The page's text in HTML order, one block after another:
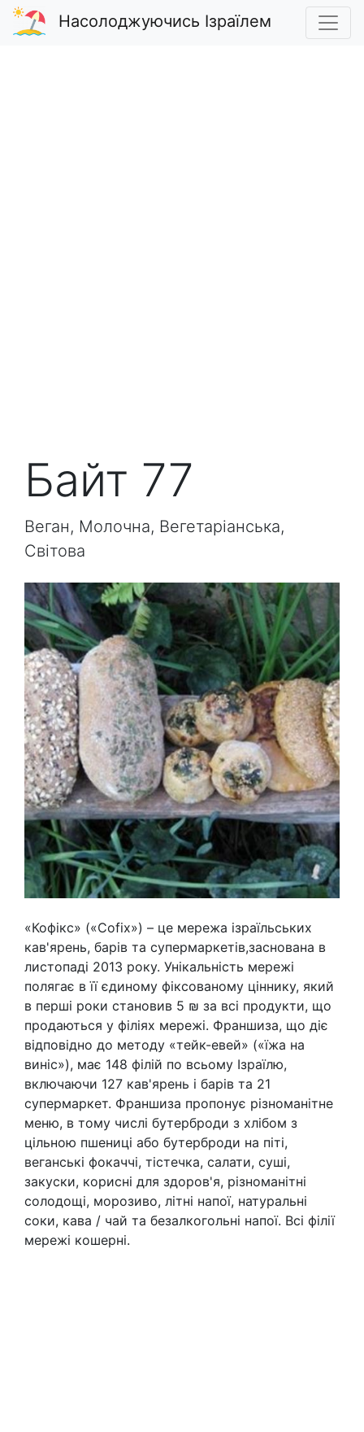
Насолоджуючись Ізраїлем
Байт 77
Веган, Молочна, Вегетаріанська,
Світова
«Кофікс» («Cofix») – це мережа ізраїльських
кав'ярень, барів та супермаркетів,заснована в
листопаді 2013 року. Унікальність мережі
полягає в її єдиному фіксованому ціннику, який
в перші роки становив 5 ₪ за всі продукти, що
продаються у філіях мережі. Франшиза, що діє
відповідно до методу «тейк-евей» («їжа на
виніс»), має 148 філій по всьому Ізраїлю,
включаючи 127 кав'ярень і барів та 21
супермаркет. Франшиза пропонує різноманітне
меню, в тому числі бутерброди з хлібом з
цільною пшениці або бутерброди на піті,
веганські фокаччі, тістечка, салати, суші,
закуски, корисні для здоров'я, різноманітні
солодощі, морозиво, літні напої, натуральні
соки, кава / чай та безалкогольні напої. Всі філії
мережі кошерні.